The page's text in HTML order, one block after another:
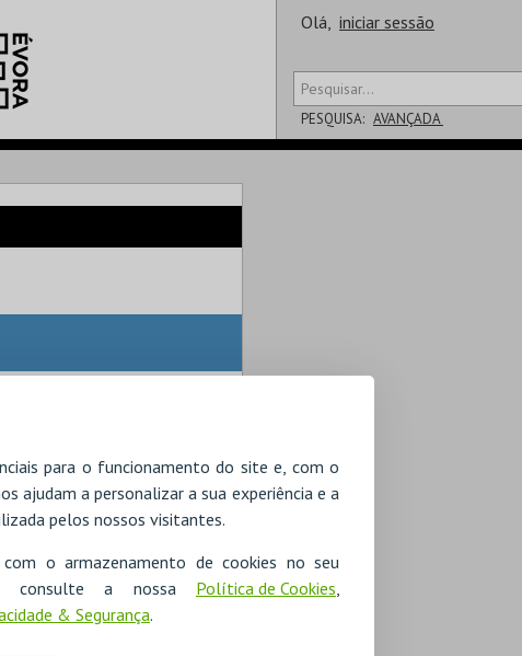
para o funcionamento do site e, com o
ajudam a personalizar a sua experiência e a
pelos nossos visitantes.
o armazenamento de cookies no seu
consulte a nossa Política de Cookies,
& Segurança.
Olá, iniciar sessão
PESQUISA: AVANÇADA